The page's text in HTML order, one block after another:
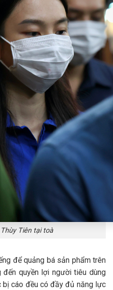
Tiên tại toà
để quảng bá sản phẩm trên
đến quyền lợi người tiêu dùng
bị cáo đều có đầy đủ năng lực